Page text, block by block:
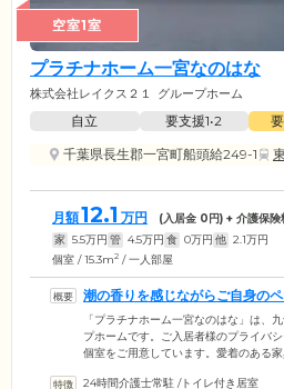
空室1室
プラチナホーム一宮なのはな
株式会社レイクス２１ グループホーム
自立 要支援1•2
千葉県長生郡一宮町船頭給249-1
月額12.1 万円 (入居金 0円) + 介護保険
家 5.5万円 管 4.5万円 食 0万円 他 2.1万円
個室 / 15.3m2 / 一人部屋
潮の香りを感じながらご自身の
活できます
「プラチナホーム一宮なのはな」は、
プホームです。ご入居者様のプライバ
個室をご用意しています。愛着のある
24時間介護士常駐 /トイレ付き居室